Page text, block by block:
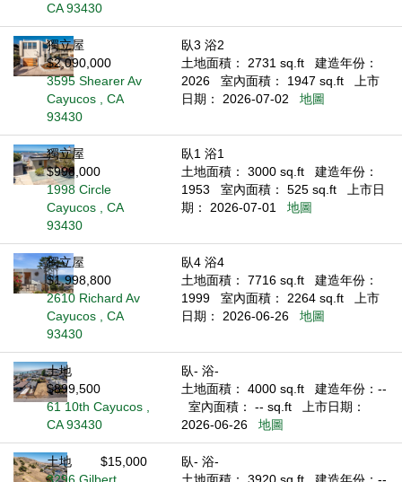
CA 93430
獨立屋
$2,090,000
3595 Shearer Av
Cayucos , CA
93430
臥3 浴2
土地面積： 2731 sq.ft
建造年份：
2026
室內面積： 1947 sq.ft
上市
日期： 2026-07-02
地圖
獨立屋
$998,000
1998 Circle
Cayucos , CA
93430
臥1 浴1
土地面積： 3000 sq.ft
建造年份：
1953
室內面積： 525 sq.ft
上市日
期： 2026-07-01
地圖
獨立屋
$1,998,800
2610 Richard Av
Cayucos , CA
93430
臥4 浴4
土地面積： 7716 sq.ft
建造年份：
1999
室內面積： 2264 sq.ft
上市
日期： 2026-06-26
地圖
土地
$899,500
61 10th Cayucos ,
CA 93430
臥- 浴-
土地面積： 4000 sq.ft
建造年份：--
室內面積： -- sq.ft
上市日期：
2026-06-26
地圖
土地
$15,000
臥- 浴-